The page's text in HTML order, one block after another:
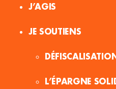
J’AGIS
JE SOUTIENS
L’ÉPARGNE